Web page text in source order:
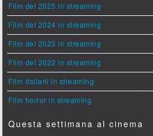
Film del 2025 in streaming
Film del 2024 in streaming
Film del 2023 in streaming
Film del 2022 in streaming
Film italiani in streaming
Film horror in streaming
Questa settimana al cinema